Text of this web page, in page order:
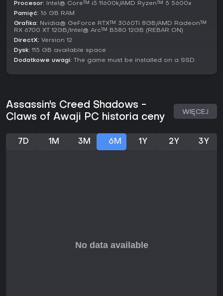
Procesor: Intel® Core™ i5 11600k/AMD Ryzen™ 5 5600x
Pamięć: 16 GB RAM
Grafika: Nvidia® GeForce RTX™ 3060Ti 8GB/AMD Radeon™
RX 6700 XT 12GB/Intel® Arc™ B580 12GB (REBAR ON)
DirectX: Version 12
Dysk: 115 GB available space
Dodatkowe uwagi: The game must be installed on a SSD.
Assassin's Creed Shadows -
Claws of Awaji PC historia ceny
WIĘCEJ
7D 1M 3M 6M 1Y 2Y 3Y